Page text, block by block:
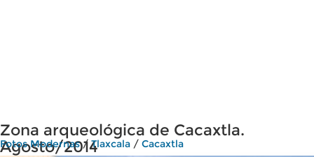
Zona arqueológica de Cacaxtla.
Agosto/2014
Fotos Modernas/Tlaxcala / Cacaxtla